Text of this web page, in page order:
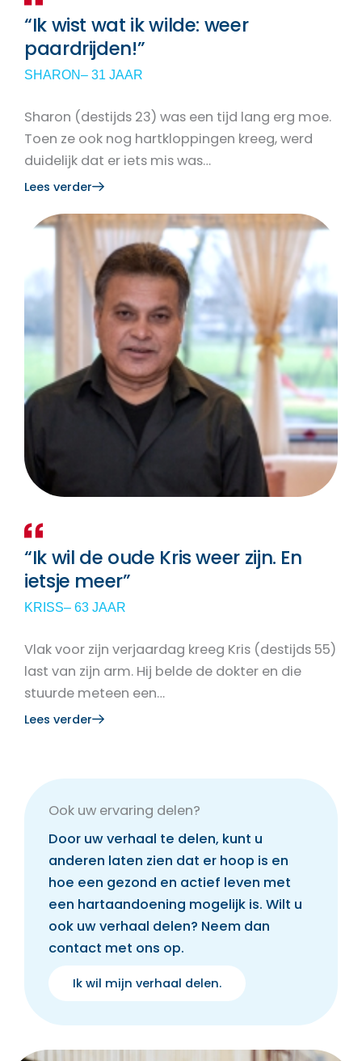
“Ik wist wat ik wilde: weer
paardrijden!”
SHARON– 31 JAAR
Sharon (destijds 23) was een tijd lang erg moe.
Toen ze ook nog hartkloppingen kreeg, werd
duidelijk dat er iets mis was…
Lees verder
“Ik wil de oude Kris weer zijn. En
ietsje meer”
KRISS– 63 JAAR
Vlak voor zijn verjaardag kreeg Kris (destijds 55)
last van zijn arm. Hij belde de dokter en die
stuurde meteen een…
Lees verder
Ook uw ervaring delen?
Door uw verhaal te delen, kunt u
anderen laten zien dat er hoop is en
hoe een gezond en actief leven met
een hartaandoening mogelijk is. Wilt u
ook uw verhaal delen? Neem dan
contact met ons op.
Ik wil mijn verhaal delen.